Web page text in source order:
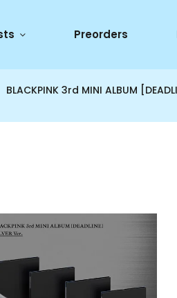
Preorders
BLACKPINK 3rd MINI ALBUM